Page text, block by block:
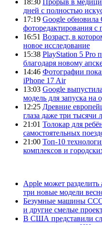
дней с полностью
17:19 Google обновила
фоторедактирования
16:51 Возраст, в
новое исследование
15:38 PlayStation 5 Pro
благодаря новому
14:46 Фотографии
iPhone 17 Air
13:03 Google
модель для запуска на
12:25 Древние
глаза даже три тысячи
21:01 Толокар для
самостоятельных
21:00 Топ-10
комплексов и
Apple может
три новые модели
Безумные машины
и другие смелые
В США представили